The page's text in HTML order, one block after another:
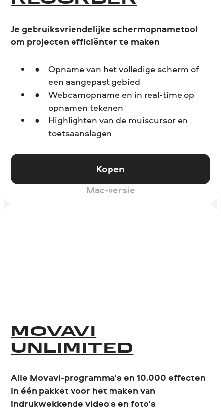
Je gebruiksvriendelijke schermopnametool
om projecten efficiënter te maken
Opname van het volledige scherm of
een aangepast gebied
Webcamopname en in real-time op
opnamen tekenen
Highlighten van de muiscursor en
toetsaanslagen
Kopen
Mac-versie
MOVAVI
UNLIMITED
Alle Movavi-programma's en 10.000 effecten
in één pakket voor het maken van
indrukwekkende video's en foto's